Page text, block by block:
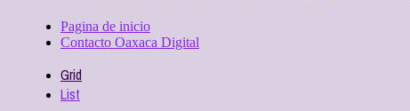
Pagina de inicio
Contacto Oaxaca Digital
Grid
List